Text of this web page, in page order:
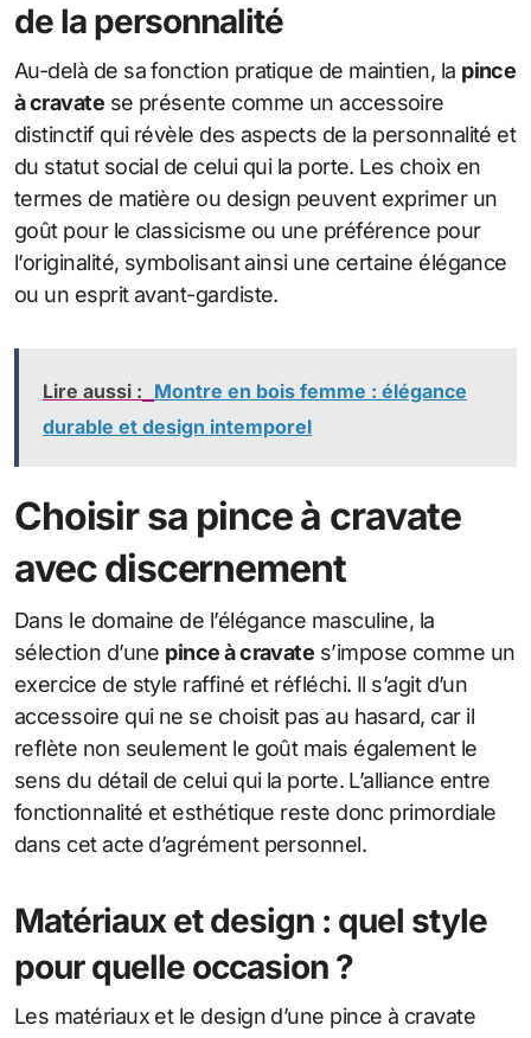
de la personnalité
Au-delà de sa fonction pratique de maintien, la pince
à cravate se présente comme un accessoire
distinctif qui révèle des aspects de la personnalité et
du statut social de celui qui la porte. Les choix en
termes de matière ou design peuvent exprimer un
goût pour le classicisme ou une préférence pour
l’originalité, symbolisant ainsi une certaine élégance
ou un esprit avant-gardiste.
Lire aussi : Montre en bois femme : élégance
durable et design intemporel
Choisir sa pince à cravate
avec discernement
Dans le domaine de l’élégance masculine, la
sélection d’une pince à cravate s’impose comme un
exercice de style raffiné et réfléchi. Il s’agit d’un
accessoire qui ne se choisit pas au hasard, car il
reflète non seulement le goût mais également le
sens du détail de celui qui la porte. L’alliance entre
fonctionnalité et esthétique reste donc primordiale
dans cet acte d’agrément personnel.
Matériaux et design : quel style
pour quelle occasion ?
Les matériaux et le design d’une pince à cravate